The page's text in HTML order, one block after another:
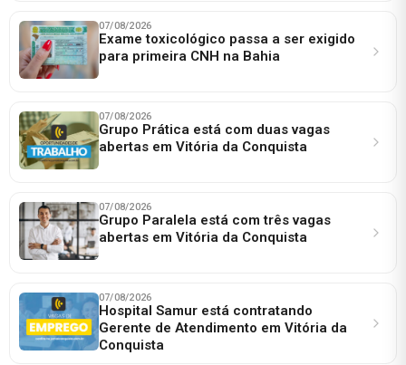
07/08/2026
Exame toxicológico passa a ser exigido
para primeira CNH na Bahia
07/08/2026
Grupo Prática está com duas vagas
abertas em Vitória da Conquista
07/08/2026
Grupo Paralela está com três vagas
abertas em Vitória da Conquista
07/08/2026
Hospital Samur está contratando
Gerente de Atendimento em Vitória da
Conquista